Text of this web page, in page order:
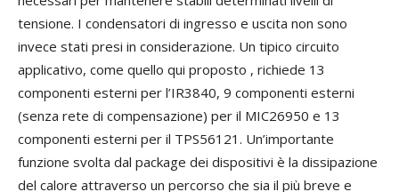
tensione. I condensatori di ingresso e uscita non sono
invece stati presi in considerazione. Un tipico circuito
applicativo, come quello qui proposto , richiede 13
componenti esterni per l’IR3840, 9 componenti esterni
(senza rete di compensazione) per il MIC26950 e 13
componenti esterni per il TPS56121. Un’importante
funzione svolta dal package dei dispositivi è la dissipazione
del calore attraverso un percorso che sia il più breve e